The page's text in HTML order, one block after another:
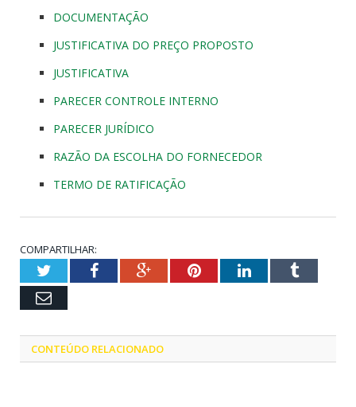
DOCUMENTAÇÃO
JUSTIFICATIVA DO PREÇO PROPOSTO
JUSTIFICATIVA
PARECER CONTROLE INTERNO
PARECER JURÍDICO
RAZÃO DA ESCOLHA DO FORNECEDOR
TERMO DE RATIFICAÇÃO
COMPARTILHAR:
TwitterFacebookGoogle+PinterestLinkedInTumblr
Email
CONTEÚDO RELACIONADO